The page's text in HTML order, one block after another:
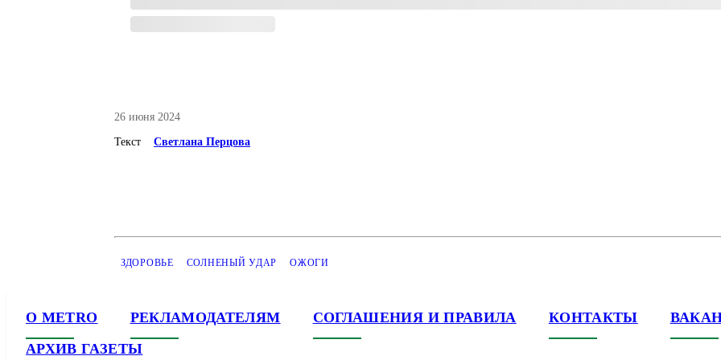
26 июня 2024
Текст Светлана Перцова
ЗДОРОВЬЕ СОЛНЕНЫЙ УДАР ОЖОГИ
О METRO РЕКЛАМОДАТЕЛЯМ СОГЛАШЕНИЯ И ПРАВИЛА КОНТАКТЫ
АРХИВ ГАЗЕТЫ